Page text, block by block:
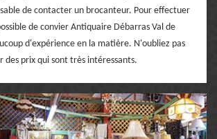
de contacter un brocanteur. Pour effectuer
de convier Antiquaire Débarras Val de
d'expérience en la matière. N'oubliez pas
des prix qui sont très intéressants.